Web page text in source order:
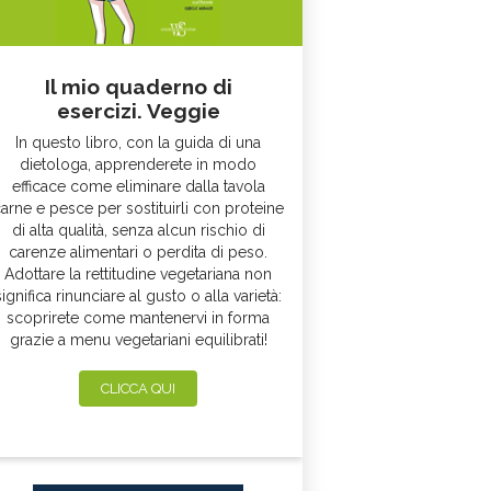
Il mio quaderno di
esercizi. Veggie
In questo libro, con la guida di una
dietologa, apprenderete in modo
efficace come eliminare dalla tavola
e pesce per sostituirli con proteine
di alta qualità, senza alcun rischio di
carenze alimentari o perdita di peso.
Adottare la rettitudine vegetariana non
rinunciare al gusto o alla varietà:
scoprirete come mantenervi in forma
grazie a menu vegetariani equilibrati!
CLICCA QUI